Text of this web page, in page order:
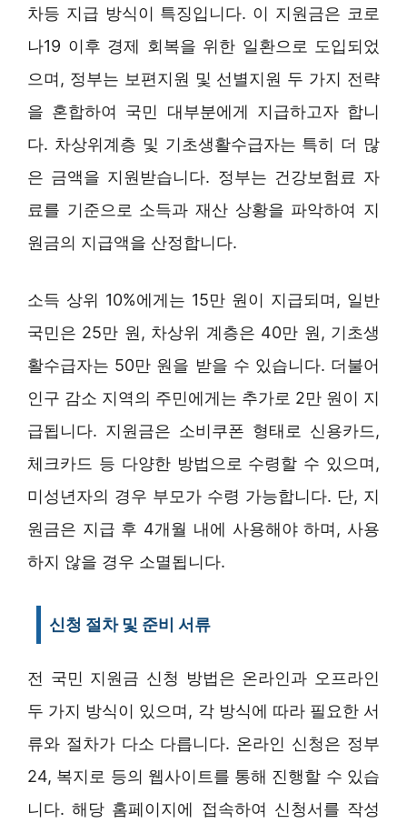
차등 지급 방식이 특징입니다. 이 지원금은 코로
나19 이후 경제 회복을 위한 일환으로 도입되었
으며, 정부는 보편지원 및 선별지원 두 가지 전략
을 혼합하여 국민 대부분에게 지급하고자 합니
다. 차상위계층 및 기초생활수급자는 특히 더 많
은 금액을 지원받습니다. 정부는 건강보험료 자
료를 기준으로 소득과 재산 상황을 파악하여 지
원금의 지급액을 산정합니다.
소득 상위 10%에게는 15만 원이 지급되며, 일반
국민은 25만 원, 차상위 계층은 40만 원, 기초생
활수급자는 50만 원을 받을 수 있습니다. 더불어
인구 감소 지역의 주민에게는 추가로 2만 원이 지
급됩니다. 지원금은 소비쿠폰 형태로 신용카드,
체크카드 등 다양한 방법으로 수령할 수 있으며,
미성년자의 경우 부모가 수령 가능합니다. 단, 지
원금은 지급 후 4개월 내에 사용해야 하며, 사용
하지 않을 경우 소멸됩니다.
신청 절차 및 준비 서류
전 국민 지원금 신청 방법은 온라인과 오프라인
두 가지 방식이 있으며, 각 방식에 따라 필요한 서
류와 절차가 다소 다릅니다. 온라인 신청은 정부
24, 복지로 등의 웹사이트를 통해 진행할 수 있습
니다. 해당 홈페이지에 접속하여 신청서를 작성